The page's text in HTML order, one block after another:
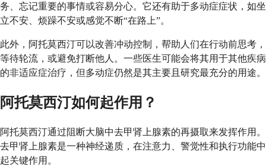
务、忘记重要的事情或容易分心。它还有助于多动症症状，如坐
立不安、烦躁不安或感觉不断“在路上”。
此外，阿托莫西汀可以改善冲动控制，帮助人们在行动前思考，
等待轮流，或避免打断他人。一些医生可能会将其用于其他疾病
的非适应症治疗，但多动症仍然是其主要且研究最充分的用途。
阿托莫西汀如何起作用？
阿托莫西汀通过阻断大脑中去甲肾上腺素的再摄取来发挥作用。
去甲肾上腺素是一种神经递质，在注意力、警觉性和执行功能中
起关键作用。